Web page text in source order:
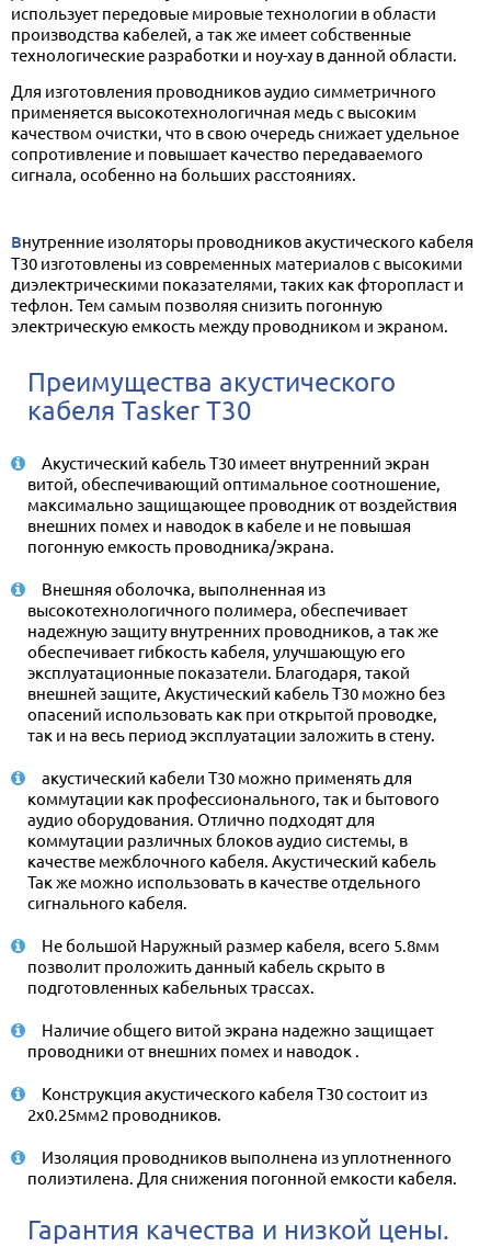
использует передовые мировые технологии в области
производства кабелей, а так же имеет собственные
технологические разработки и ноу-хау в данной области.
Для изготовления проводников аудио симметричного
применяется высокотехнологичная медь с высоким
качеством очистки, что в свою очередь снижает удельное
сопротивление и повышает качество передаваемого
сигнала, особенно на больших расстояниях.
Внутренние изоляторы проводников акустического кабеля
T30 изготовлены из современных материалов с высокими
диэлектрическими показателями, таких как фторопласт и
тефлон. Тем самым позволяя снизить погонную
электрическую емкость между проводником и экраном.
Преимущества акустического
кабеля Tasker T30
Акустический кабель T30 имеет внутренний экран
витой, обеспечивающий оптимальное соотношение,
максимально защищающее проводник от воздействия
внешних помех и наводок в кабеле и не повышая
погонную емкость проводника/экрана.
Внешняя оболочка, выполненная из
высокотехнологичного полимера, обеспечивает
надежную защиту внутренних проводников, а так же
обеспечивает гибкость кабеля, улучшающую его
эксплуатационные показатели. Благодаря, такой
внешней защите, Акустический кабель T30 можно без
опасений использовать как при открытой проводке,
так и на весь период эксплуатации заложить в стену.
акустический кабели T30 можно применять для
коммутации как профессионального, так и бытового
аудио оборудования. Отлично подходят для
коммутации различных блоков аудио системы, в
качестве межблочного кабеля. Акустический кабель
Так же можно использовать в качестве отдельного
сигнального кабеля.
Не большой Наружный размер кабеля, всего 5.8мм
позволит проложить данный кабель скрыто в
подготовленных кабельных трассах.
Наличие общего витой экрана надежно защищает
проводники от внешних помех и наводок .
Конструкция акустического кабеля T30 состоит из
2х0.25мм2 проводников.
Изоляция проводников выполнена из уплотненного
полиэтилена. Для снижения погонной емкости кабеля.
Гарантия качества и низкой цены.